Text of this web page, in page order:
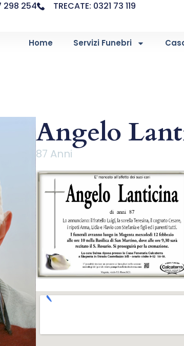
298 254 TRECATE: 0321 73 119
Home Servizi Funebri
Angelo
87 Anni